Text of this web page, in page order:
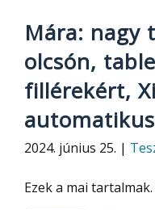
Mára: nagy
olcsón,
fillérekért,
2024. június 25. |
Ezek a mai tartalmak.